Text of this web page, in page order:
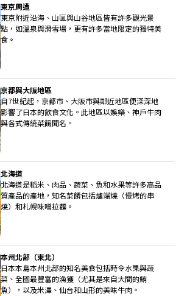
東京周遭
東京附近沿海、山區與山谷地區皆有許多觀光景
點，如溫泉與滑雪場，更有許多當地限定的獨特美
食。
京都與大阪地區
自7世紀起，京都市、大阪市與鄰近地區便深深地
影響了日本的飲食文化。此地區以娛樂、神戶牛肉
與各式傳統菜餚聞名。
北海道
北海道是稻米、肉品、蔬菜、魚和水果等許多高品
質產品的產地，知名菜餚包括爐端燒（慢烤的串
燒）和札幌味噌拉麵。
本州北部（東北）
日本本島本州北部的知名美食包括時令水果與蔬
菜、全國最豐富的漁獲（尤其是來自大間的鮪
魚），以及米澤、仙台和山形的美味牛肉。